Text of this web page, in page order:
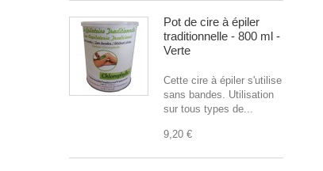
Pot de cire à épiler
traditionnelle - 800 ml -
Verte
Cette cire à épiler s'utilise
sans bandes. Utilisation
sur tous types de...
9,20 €